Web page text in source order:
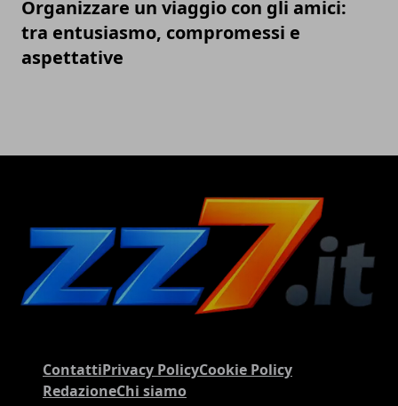
Organizzare un viaggio con gli amici:
tra entusiasmo, compromessi e
aspettative
ContattiPrivacy PolicyCookie Policy
RedazioneChi siamo